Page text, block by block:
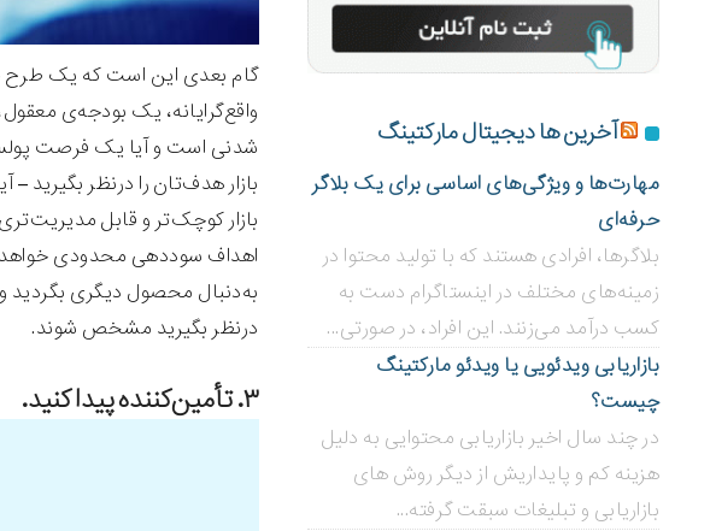
گام بعدی این است که یک طرح
واقع‌گرایانه، یک بودجه‌ی
شدنی است و آیا یک فرصت
بازار هدف‌تان را درنظر
بازار کوچک‌تر و قابل
اهداف سوددهی محدودی خواهد
به‌دنبال محصول دیگری بگردید
درنظر بگیرید مشخص شوند.
۳. تأمین‌کننده پیدا کنید.
آخرین ها دیجیتال مارکتینگ
مهارت‌ها و ویژگی‌های اساسی برای یک بلاگر
حرفه‌ای
بلاگر‌ها، افرادی هستند که با تولید محتوا در
زمینه‌های مختلف در اینستاگرام دست به
کسب درآمد می‌زنند. این افراد، در صورتی...
بازاریابی ویدئویی ‌یا ویدئو مارکتینگ
چیست؟
در چند سال اخیر بازاریابی محتوایی به دلیل
هزینه کم و پایداریش از دیگر روش های
بازاریابی و تبلیغات سبقت گرفته...